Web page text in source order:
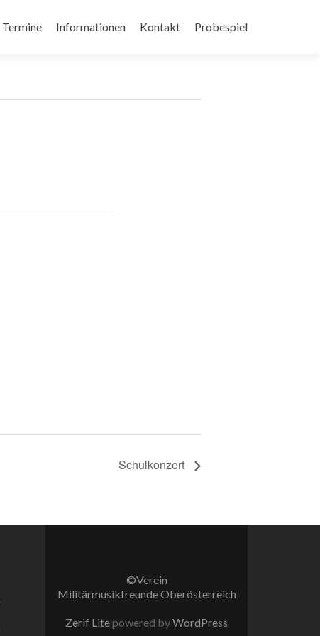
Termine Informationen Kontakt Probespiel
Schulkonzert
©Verein
Militärmusikfreunde Oberösterreich
Zerif Litepowered byWordPress